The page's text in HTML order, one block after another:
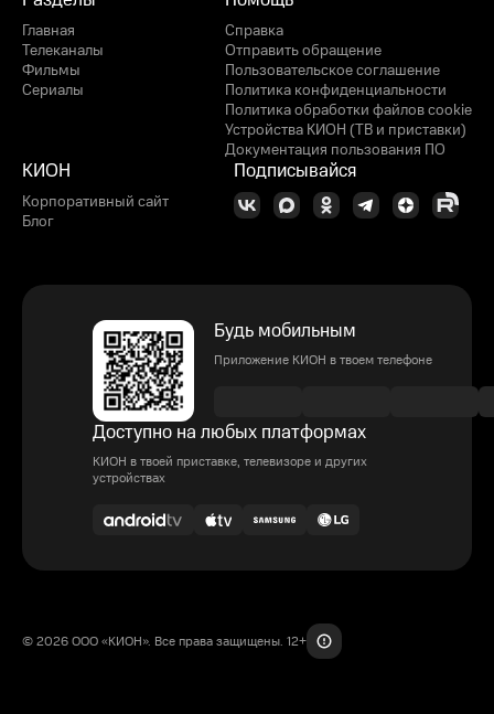
Главная
Телеканалы
Фильмы
Сериалы
Справка
Отправить обращение
Пользовательское соглашение
Политика конфиденциальности
Политика обработки файлов cookie
Устройства КИОН (ТВ и приставки)
Документация пользования ПО
КИОН
Корпоративный сайт
Блог
Подписывайся
Будь мобильным
Приложение КИОН в твоем телефоне
Доступно на любых платформах
КИОН в твоей приставке, телевизоре и других
устройствах
© 2026 ООО «КИОН». Все права защищены. 12+